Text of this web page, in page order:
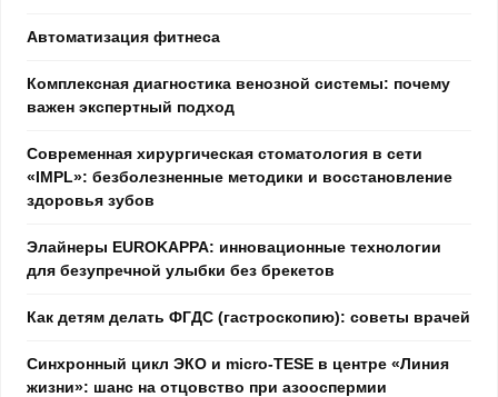
Автоматизация фитнеса
Комплексная диагностика венозной системы: почему
важен экспертный подход
Современная хирургическая стоматология в сети
«IMPL»: безболезненные методики и восстановление
здоровья зубов
Элайнеры EUROKAPPA: инновационные технологии
для безупречной улыбки без брекетов
Как детям делать ФГДС (гастроскопию): советы врачей
Синхронный цикл ЭКО и micro-TESE в центре «Линия
жизни»: шанс на отцовство при азооспермии